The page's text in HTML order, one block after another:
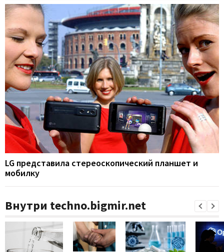
LG представила стереоскопический планшет и
мобилку
Внутри techno.bigmir.net